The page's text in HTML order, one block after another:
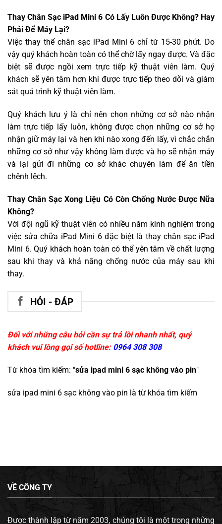
Thay Chân Sạc iPad Mini 6 Có Lấy Luôn Được Không? Hay
Phải Để Máy Lại?
Việc thay thế chân sạc iPad Mini 6 chỉ từ 15-30 phút. Do
vậy quý khách hoàn toàn có thể chờ lấy ngay được. Và đặc
biệt sẽ được ngồi xem trực tiếp kỹ thuật viên làm. Quý
khách sẽ yên tâm hơn khi được trực tiếp theo dõi và giám
sát quá trình kỹ thuật viên làm.
Quý khách lưu ý là chỉ nên chọn những cơ sở nào nhận
làm trực tiếp lấy luôn, không được chọn những cơ sở họ
nhận giữ máy lại và hẹn khi nào xong đến lấy, vì chắc chắn
những cơ sở như vậy không làm được và họ sẽ nhận máy
và lại gửi đi những cơ sở khác chuyên làm để ăn tiền
chênh lệch.
Thay Chân Sạc Xong Liệu Có Còn Chống Nước Được Nữa
Không?
Với đội ngũ kỹ thuật viên có nhiều năm kinh nghiệm trong
việc sửa chữa iPad Mini 6 đặc biệt là thay chân sạc iPad
Mini 6. Quý khách hoàn toàn có thể yên tâm về chất lượng
sau khi thay và khả năng chống nước của máy sau khi
thay.
HỎI - ĐÁP
Đối với những câu hỏi cần sự trả lời nhanh nhất, quý
khách vui lòng gọi số hotline: 0964 308 308
Từ khóa tìm kiếm: "sửa ipad mini 6 sạc không vào pin"
sửa ipad mini 6 sạc không vào pin là từ khóa tìm kiếm
VỀ CÔNG TY
Được thành lập từ năm 2003, chúng tôi là một trong những